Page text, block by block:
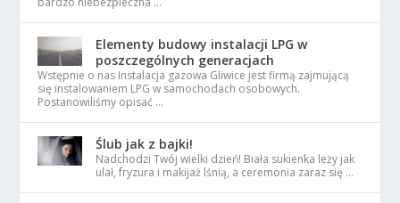
Elementy budowy instalacji LPG w
poszczególnych generacjach
Wstępnie o nas Instalacja gazowa Gliwice jest firmą zajmującą
się instalowaniem LPG w samochodach osobowych.
Postanowiliśmy opisać …
Ślub jak z bajki!
Nadchodzi Twój wielki dzień! Biała sukienka leży jak
ulał, fryzura i makijaż lśnią, a ceremonia zaraz się …